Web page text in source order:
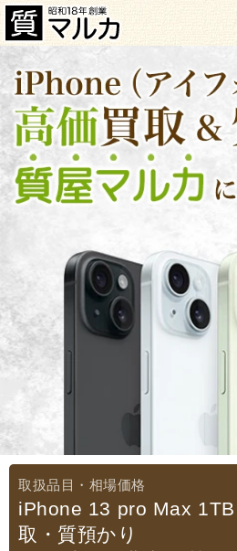
大阪市のお客様よりiPhone 13 pro Max 1TB MLKK3J/
ル iPhone（アイフォン）の買取＆質預かり・質入れ
い。（2024年6月時点の価格です）
iPhone 13 pro Max
取・質預かり